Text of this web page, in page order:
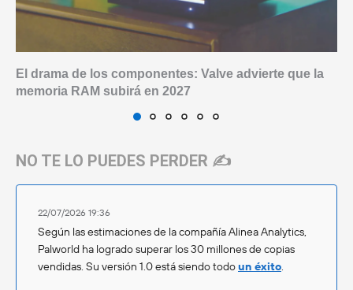
El drama de los componentes: Valve advierte que la
memoria RAM subirá en 2027
NO TE LO PUEDES PERDER ✍️
22/07/2026 19:36
Según las estimaciones de la compañía Alinea Analytics,
Palworld ha logrado superar los 30 millones de copias
vendidas. Su versión 1.0 está siendo todoun éxito